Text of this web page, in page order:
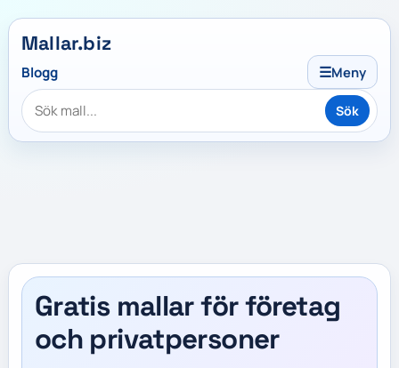
Mallar.biz
Blogg ☰Meny
Sök
Gratis mallar för företag
och privatpersoner